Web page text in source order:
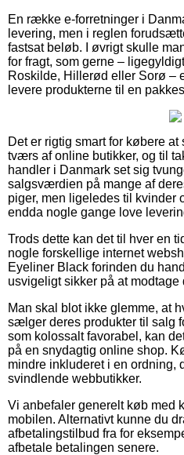
En række e-forretninger i
levering, men i reglen
fastsat beløb. I øvrigt skulle
for fragt, som gerne –
Roskilde, Hillerød eller Sorø –
levere produkterne til en
Det er rigtig smart for købere
tværs af online butikker, og til
handler i Danmark set sig
salgsværdien på mange af
piger, men ligeledes til kvinder
endda nogle gange love
Trods dette kan det til hver en
nogle forskellige internet
Eyeliner Black forinden du
usvigeligt sikker på at modtage
Man skal blot ikke glemme, at
sælger deres produkter til salg
som kolossalt favorabel, kan
på en snydagtig online shop.
mindre inkluderet i en ordning,
svindlende webbutikker.
Vi anbefaler generelt køb med
mobilen. Alternativt kunne du
afbetalingstilbud fra for
afbetale betalingen senere.